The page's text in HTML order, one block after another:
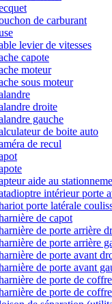
de carburant
levier de vitesses
capote
moteur
sous moteur
droite
gauche
de boite auto
de recul
aide au
intérieur porte
porte latérale
de capot
de porte arrière
de porte arrière
de porte avant
de porte avant
de porte de
de porte de